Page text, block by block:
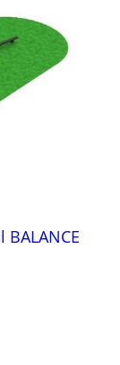
Obstacle